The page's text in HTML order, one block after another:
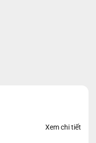
Xem chi tiết